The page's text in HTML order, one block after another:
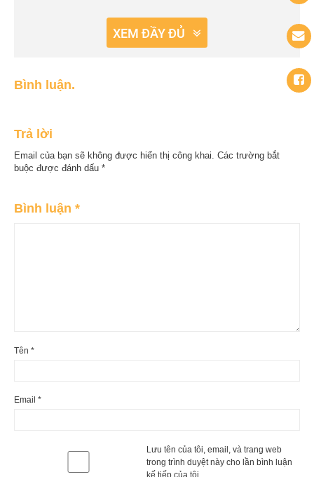
Gương soi nhà tắm GKRD8060
soi nhà tắm GKRD8060 của Thiết bị vệ
Thiết bị vệ sinh KOREST là thương hiệu uy tín
với hệ thống đại lý phân phối trải dài trên toàn
XEM ĐẦY ĐỦ
Bình luận.
Trả lời
Email của bạn sẽ không được hiển thị công khai.
Các trường bắt
buộc được đánh dấu *
Bình luận *
Tên *
Email *
Lưu tên của tôi, email, và trang web
trong trình duyệt này cho lần bình luận
kế tiếp của tôi.